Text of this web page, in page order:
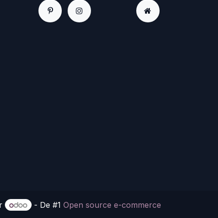
- De #1 Open source e-commerce